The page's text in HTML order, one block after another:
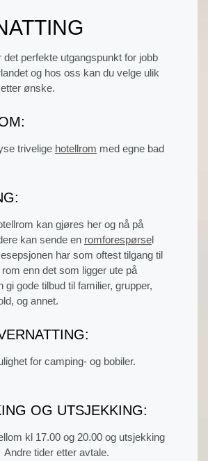
det perfekte utgangspunkt for jobb
og hos oss kan du velge ulik
ønske.
trivelige hotellrom med egne bad
kan gjøres her og nå på
kan sende en romforespørse
har som oftest tilgang til
enn det som ligger ute på
gi gode tilbud til familier, grupper,
og annet.
for camping- og bobiler.
OG UTSJEKKING:
kl 17.00 og 20.00 og utsjekking
Andre tider etter avtale.